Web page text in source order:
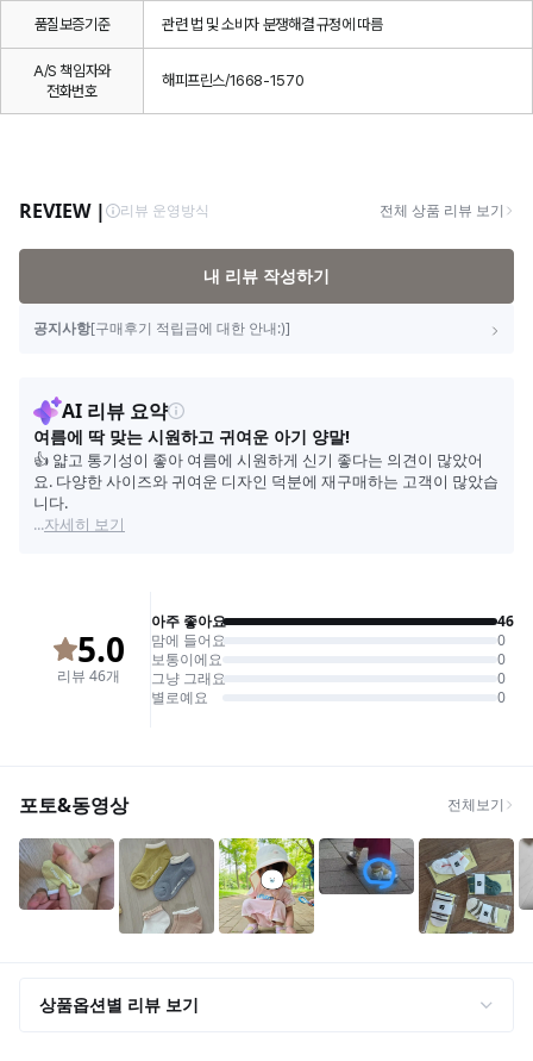
품질보증기준 관련 법 및 소비자 분쟁해결 규정에 따름
A/S 책임자와
전화번호
해피프린스/1668-1570